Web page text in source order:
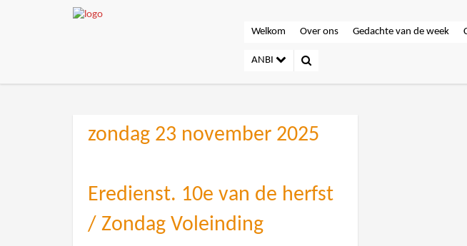
Welkom Over ons Gedachte van de week
ANBI
zondag 23 november 2025
Eredienst. 10e van de herfst
/ Zondag Voleinding